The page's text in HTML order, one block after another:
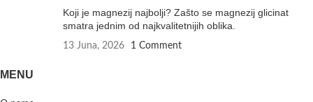
Koji je magnezij najbolji? Zašto se magnezij glicinat
smatra jednim od najkvalitetnijih oblika.
13 Juna, 2026 1 Comment
MENU